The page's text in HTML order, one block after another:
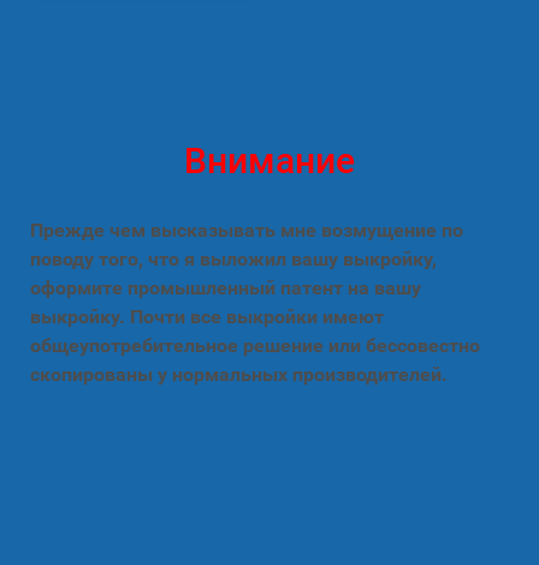
Внимание
Прежде чем высказывать мне возмущение по
поводу того, что я выложил вашу выкройку,
оформите промышленный патент на вашу
выкройку. Почти все выкройки имеют
общеупотребительное решение или бессовестно
скопированы у нормальных производителей.